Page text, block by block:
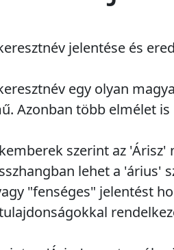
jelentése és
egy olyan
Azonban több elmélet
szerint az
lehet a 'árius'
"fenséges" jelentést